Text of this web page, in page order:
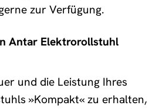
zur Verfügung.
Antar Elektrorollstuhl
und die Leistung Ihres
»Kompakt« zu erhalten,